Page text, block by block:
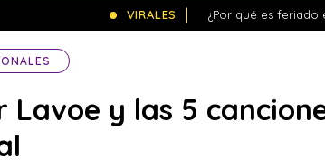
VIRALES ¿Por qué es feriado
Lavoe y las 5